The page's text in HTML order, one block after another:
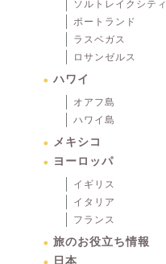
ソルトレイクシティ
ポートランド
ラスベガス
ロサンゼルス
ハワイ
オアフ島
ハワイ島
メキシコ
ヨーロッパ
イギリス
イタリア
フランス
旅のお役立ち情報
日本